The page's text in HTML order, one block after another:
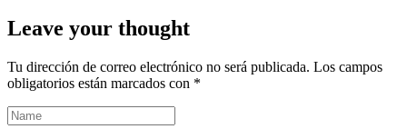
Leave your thought
Tu dirección de correo electrónico no será publicada. Los campos
obligatorios están marcados con *